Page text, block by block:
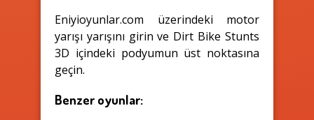
Eniyioyunlar.com üzerindeki motor
yarışı yarışını girin ve Dirt Bike Stunts
3D içindeki podyumun üst noktasına
geçin.
Benzer oyunlar: